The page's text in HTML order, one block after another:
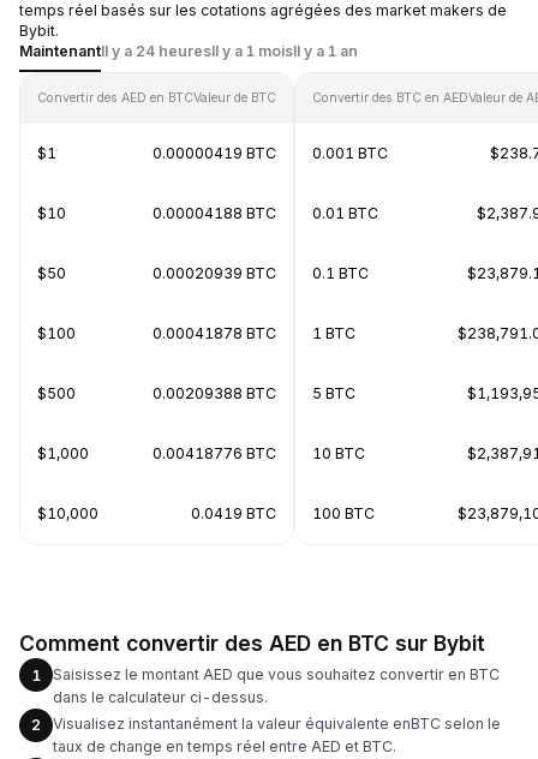
temps réel basés sur les cotations agrégées des market makers de
Bybit.
MaintenantIl y a 24 heuresIl y a 1 moisIl y a 1 an
Convertir des AED en BTCValeur de BTC
$1 0.00000419 BTC
$10 0.00004188 BTC
$50 0.00020939 BTC
$100 0.00041878 BTC
$500 0.00209388 BTC
$1,000 0.00418776 BTC
$10,000 0.0419 BTC
Convertir des BTC en AEDValeur de
0.001 BTC
0.01 BTC
0.1 BTC
1 BTC
5 BTC
10 BTC
100 BTC
Comment convertir des AED en BTC sur Bybit
1
Saisissez le montant AED que vous souhaitez convertir en BTC
dans le calculateur ci-dessus.
2
Visualisez instantanément la valeur équivalente enBTC selon le
taux de change en temps réel entre AED et BTC.